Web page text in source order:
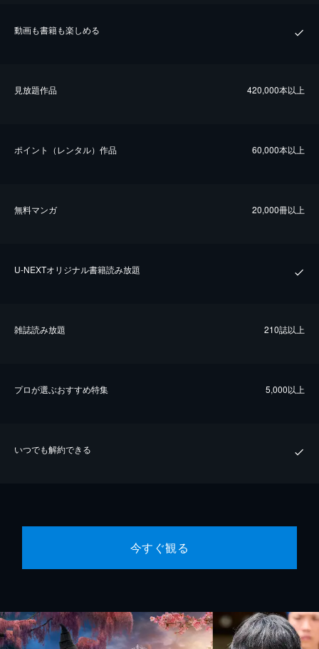
動画も書籍も楽しめる
⾒放題作品 420,000本以上
ポイント（レンタル）作品 60,000本以上
無料マンガ 20,000冊以上
U-NEXTオリジナル書籍読み放題
雑誌読み放題 210誌以上
プロが選ぶおすすめ特集 5,000以上
いつでも解約できる
今すぐ観る